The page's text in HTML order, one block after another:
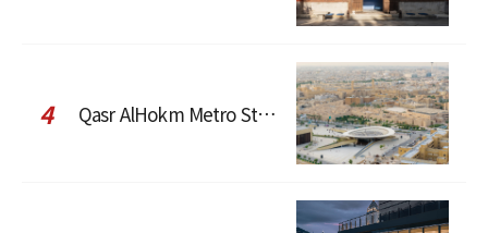
4 Qasr AlHokm Metro Station, 구도심과 현대 공공 인프라의 접점을 제안하다